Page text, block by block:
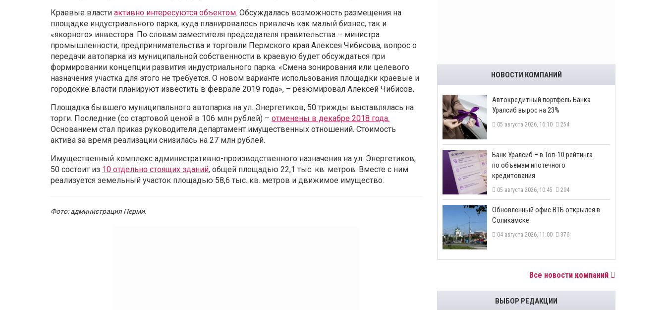
Краевые власти активно интересуются объектом. Обсуждалась возможность размещения на
площадке индустриального парка, куда планировалось привлечь как малый бизнес, так и
«якорного» инвестора. По словам заместителя председателя правительства – министра
промышленности, предпринимательства и торговли Пермского края Алексея Чибисова, вопрос о
передачи автопарка из муниципальной собственности в краевую будет обсуждаться при
формировании концепции развития индустриального парка. «Смена зонирования или целевого
назначения участка для этого не требуется. О новом варианте использования площадки краевые и
городские власти планируют известить в феврале 2019 года», – резюмировал Алексей Чибисов.
Площадка бывшего муниципального автопарка на ул. Энергетиков, 50 трижды выставлялась на
торги. Последние (со стартовой ценой в 106 млн рублей) – отменены в декабре 2018 года.
Основанием стал приказ руководителя департамент имущественных отношений. Стоимость
актива за время реализации снизилась на 27 млн рублей.
Имущественный комплекс административно-производственного назначения на ул. Энергетиков,
50 состоит из 10 отдельно стоящих зданий, общей площадью 22,1 тыс. кв. метров. Вместе с ним
реализуется земельный участок площадью 58,6 тыс. кв. метров и движимое имущество.
Фото: администрация Перми.
НОВОСТИ КОМПАНИЙ
​Автокредитный портфель Банка
Уралсиб вырос на 23%
05 августа 2026, 16:10 254
​Банк Уралсиб – в Топ-10 рейтинга
по объемам ипотечного
кредитования
05 августа 2026, 10:45 294
​Обновленный офис ВТБ открылся в
Соликамске
04 августа 2026, 11:00 376
Все новости компаний
ВЫБОР РЕДАКЦИИ